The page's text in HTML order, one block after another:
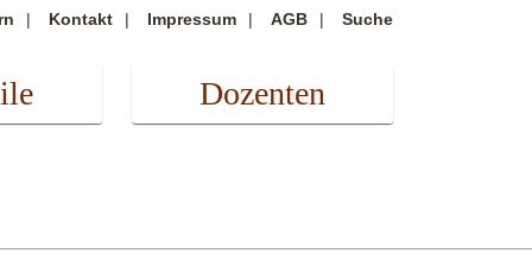
Kontakt Impressum AGB Suche
Dozenten